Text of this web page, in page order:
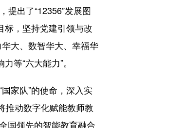
提出了“12356”发展图
标，坚持党建引领与改
大、数智华大、幸福华
等“六大能力”。
家队”的使命，深入实
推动数字化赋能教师教
国领先的智能教育融合